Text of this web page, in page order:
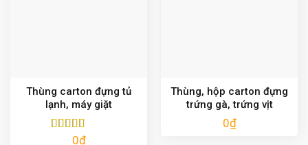
Thùng carton đựng tủ
lạnh, máy giặt
Được xếp
0₫
Thùng, hộp carton đựng
trứng gà, trứng vịt
0₫